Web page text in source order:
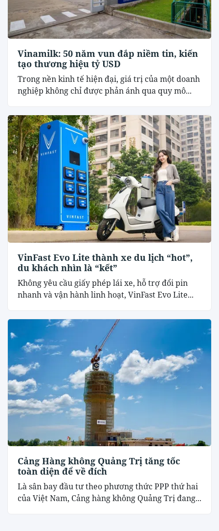
Vinamilk: 50 năm vun đắp niềm tin, kiến
tạo thương hiệu tỷ USD
Trong nền kinh tế hiện đại, giá trị của một doanh
nghiệp không chỉ được phản ánh qua quy mô...
VinFast Evo Lite thành xe du lịch “hot”,
du khách nhìn là “kết”
Không yêu cầu giấy phép lái xe, hỗ trợ đổi pin
nhanh và vận hành linh hoạt, VinFast Evo Lite...
Cảng Hàng không Quảng Trị tăng tốc
toàn diện để về đích
Là sân bay đầu tư theo phương thức PPP thứ hai
của Việt Nam, Cảng hàng không Quảng Trị đang...